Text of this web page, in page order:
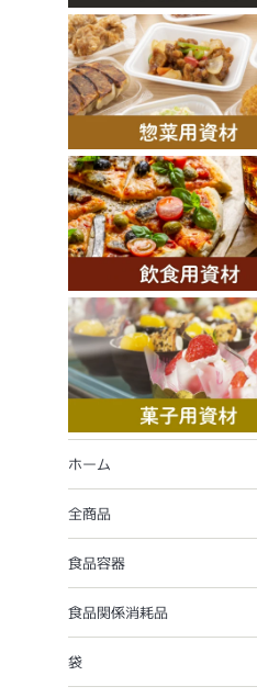
ホーム
全商品
食品容器
食品関係消耗品
袋